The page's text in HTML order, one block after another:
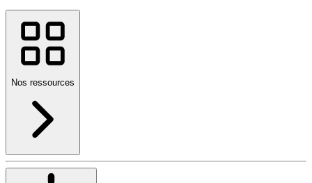
Nos ressources